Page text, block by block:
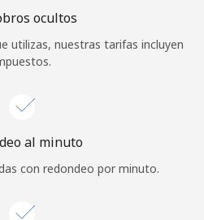
oREGÍSTRATE →
¿Olvidaste tu contraseña? →
ocultos
utilizas, nuestras tarifas incluyen
al minuto
con redondeo por minuto.